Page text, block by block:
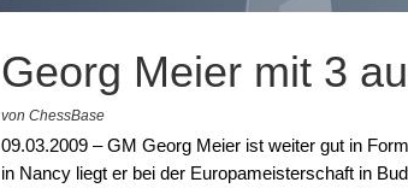
Georg Meier mit 3
von ChessBase
09.03.2009 – GM Georg Meier ist weiter gut in
in Nancy liegt er bei der Europameisterschaft in